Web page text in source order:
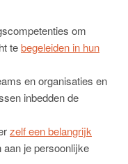
om
tebegeleiden in hun
en organisaties en
inbedden de
zelf een belangrijk
aan je persoonlijke